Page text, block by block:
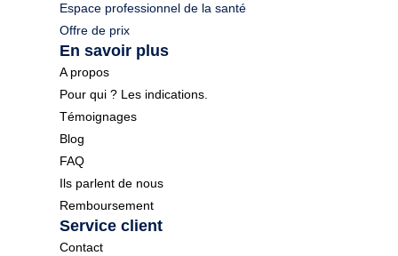
Espace professionnel de la santé
Offre de prix
En savoir plus
A propos
Pour qui ? Les indications.
Témoignages
Blog
FAQ
Ils parlent de nous
Remboursement
Service client
Contact